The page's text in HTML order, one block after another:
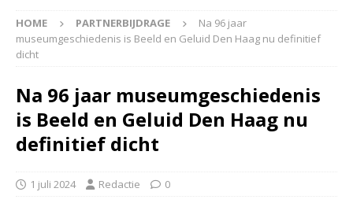
HOME PARTNERBIJDRAGE
Na 96 jaar
museumgeschiedenis is Beeld en Geluid Den Haag nu definitief
dicht
Na 96 jaar museumgeschiedenis
is Beeld en Geluid Den Haag nu
definitief dicht
1 juli 2024 Redactie 0